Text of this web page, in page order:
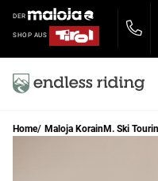
DER
SHOP AUS
Home Maloja KorainM. Ski